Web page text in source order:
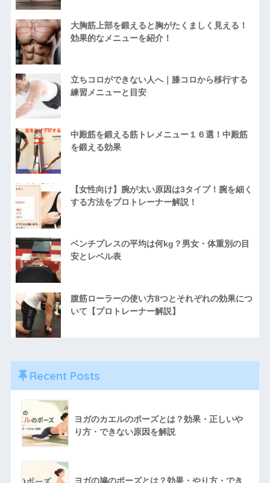
大胸筋上部を鍛えると胸がたくましく見える！
効果的なメニューを紹介！
立ちコロができない人へ｜膝コロから移行する
練習メニューと目安
中殿筋を鍛える筋トレメニュー１６選！中殿筋
を鍛える効果
【女性向け】腕が太い原因は3タイプ！腕を細く
する方法をプロトレーナー解説！
ベンチプレスの平均は何kg？男女・体重別の目
安とレベル表
腹筋ローラーの使い方8つとそれぞれの効果につ
いて【プロトレーナー解説】
Recent Posts
ヨガのカエルのポーズとは？効果・正しいや
り方・できない原因を解説
ヨガの鳩のポーズとは？効果・やり方・でき